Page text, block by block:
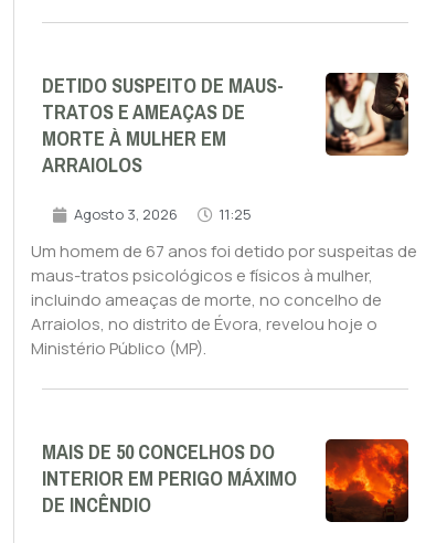
DETIDO SUSPEITO DE MAUS-
TRATOS E AMEAÇAS DE
MORTE À MULHER EM
ARRAIOLOS
Agosto 3, 2026 11:25
Um homem de 67 anos foi detido por suspeitas de
maus-tratos psicológicos e físicos à mulher,
incluindo ameaças de morte, no concelho de
Arraiolos, no distrito de Évora, revelou hoje o
Ministério Público (MP).
MAIS DE 50 CONCELHOS DO
INTERIOR EM PERIGO MÁXIMO
DE INCÊNDIO